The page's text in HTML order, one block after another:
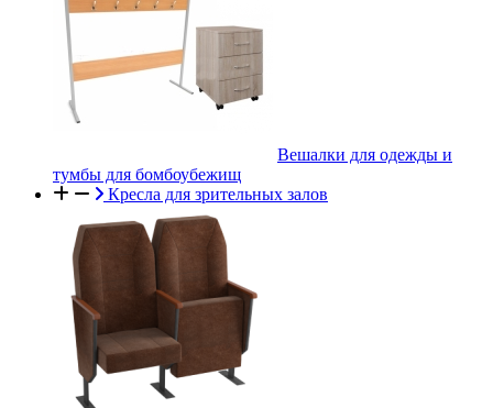
Вешалки для одежды и
тумбы для бомбоубежищ
Кресла для зрительных залов